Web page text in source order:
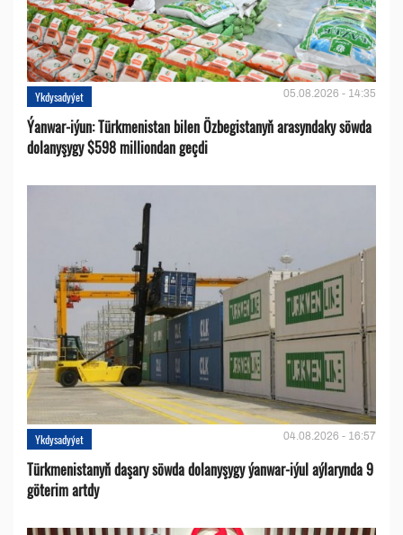
Ykdysadyýet 05.08.2026 - 14:35
Ýanwar-iýun: Türkmenistan bilen Özbegistanyň arasyndaky söwda
dolanyşygy $598 milliondan geçdi
Ykdysadyýet 04.08.2026 - 16:57
Türkmenistanyň daşary söwda dolanyşygy ýanwar-iýul aýlarynda 9
göterim artdy